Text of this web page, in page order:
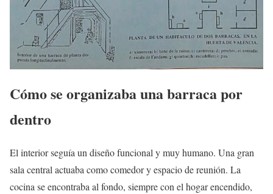
Cómo se organizaba una barraca por
dentro
El interior seguía un diseño funcional y muy humano. Una gran
sala central actuaba como comedor y espacio de reunión. La
cocina se encontraba al fondo, siempre con el hogar encendido,